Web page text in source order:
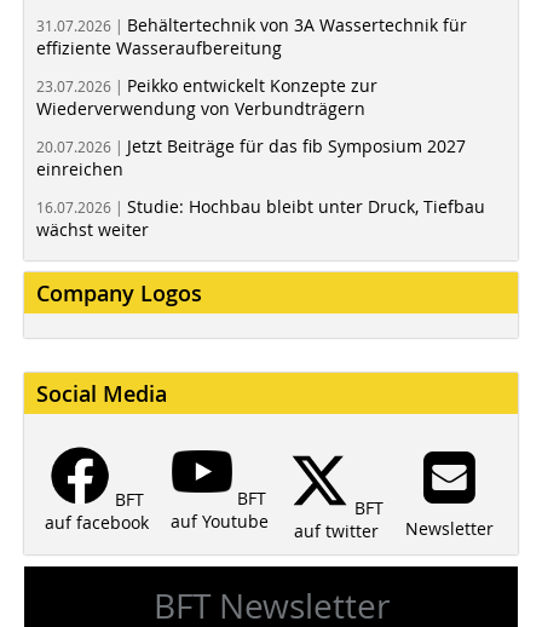
31.07.2026 | Behältertechnik von 3A Wassertechnik für
effiziente Wasseraufbereitung
23.07.2026 | Peikko entwickelt Konzepte zur
Wiederverwendung von Verbundträgern
20.07.2026 | Jetzt Beiträge für das fib Symposium 2027
einreichen
16.07.2026 | Studie: Hochbau bleibt unter Druck, Tiefbau
wächst weiter
Company Logos
Social Media
BFT
auf facebook
BFT
auf Youtube
BFT
auf twitter
Newsletter
BFT Newsletter